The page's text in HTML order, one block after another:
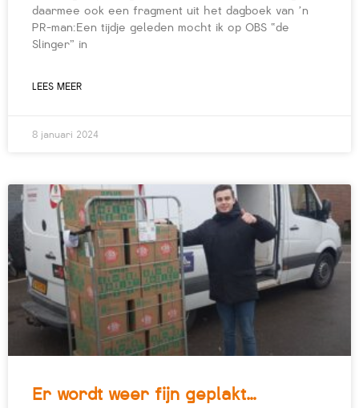
daarmee ook een fragment uit het dagboek van ’n
PR-man:Een tijdje geleden mocht ik op OBS “de
Slinger” in
LEES MEER
8 januari 2024
Er wordt weer fijn geplakt…